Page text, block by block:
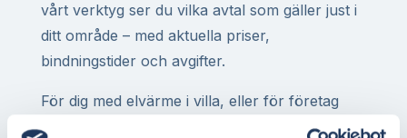
vårt verktyg ser du vilka avtal som gäller just i
ditt område – med aktuella priser,
bindningstider och avgifter.
För dig med elvärme i villa, eller för företag
med hög elanvändning, kan rätt elavtal göra